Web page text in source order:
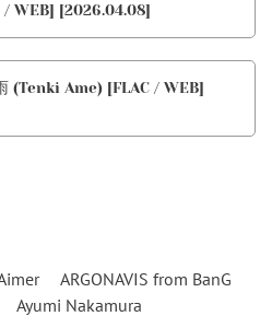
/ WEB] [2026.04.08]
(Tenki Ame) [FLAC / WEB]
ARGONAVIS from BanG
Ayumi Nakamura